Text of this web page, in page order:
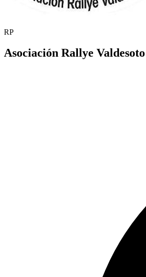
RP
Asociación Rallye Valdesoto